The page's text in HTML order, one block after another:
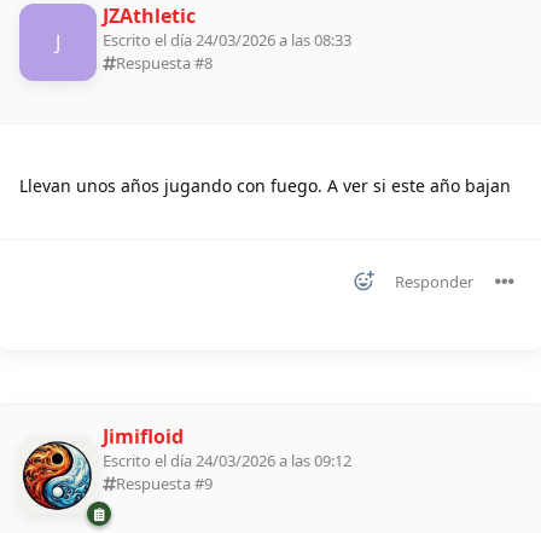
J
JZAthletic
Escrito el día 24/03/2026 a las 08:33
Respuesta #8
Llevan unos años jugando con fuego. A ver si este año bajan
Responder
Jimifloid
Escrito el día 24/03/2026 a las 09:12
Respuesta #9